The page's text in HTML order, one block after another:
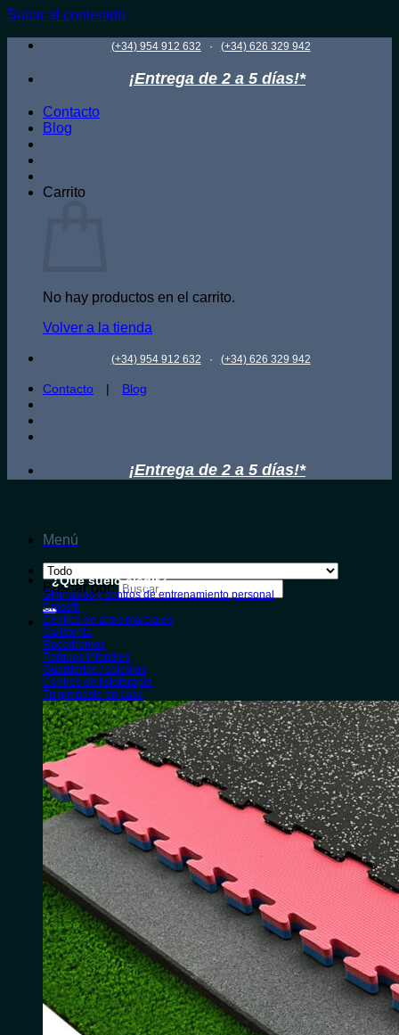
Saltar al contenido
(+34) 954 912 632 · (+34) 626 329 942
¡Entrega de 2 a 5 días!*
Contacto
Blog
Carrito
No hay productos en el carrito.
Volver a la tienda
(+34) 954 912 632 · (+34) 626 329 942
Contacto | Blog
¡Entrega de 2 a 5 días!*
Menú
Buscar por:
¿Qué suelo elegir?
Gimnasios y centros de entrenamiento personal
Crossfit
Centros de artes marciales
Calistenia
Rocódromos
Parques infantiles
Guarderías / colegios
Centros de fisioterapia
Tu gimnasio en casa